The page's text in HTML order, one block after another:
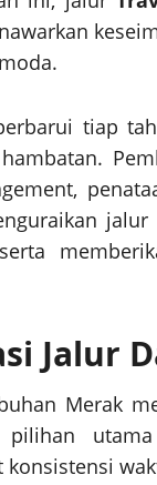
tiap
Jalur
Merak
konsistensi